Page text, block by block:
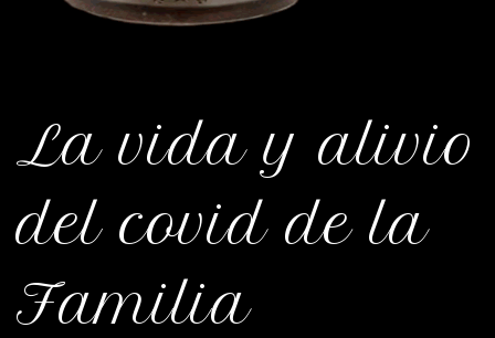
La vida y alivio
del covid de la
Familia